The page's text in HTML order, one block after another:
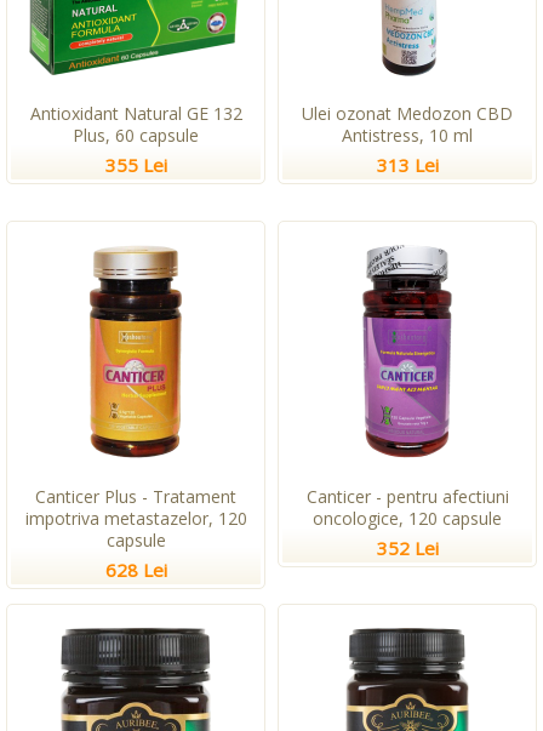
Antioxidant Natural GE 132
Plus, 60 capsule
355 Lei
Ulei ozonat Medozon CBD
Antistress, 10 ml
313 Lei
Canticer Plus - Tratament
impotriva metastazelor, 120
capsule
628 Lei
Canticer - pentru afectiuni
oncologice, 120 capsule
352 Lei